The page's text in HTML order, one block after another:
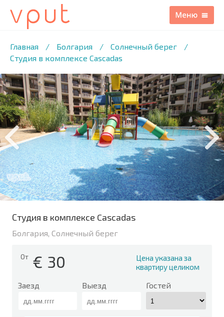
Главная / Болгария / Солнечный берег
/
Студия в комплексе Cascadas
/18 ФОТО
Студия в комплексе Cascadas
Болгария, Солнечный берег
От € 30
Цена указана за
квартиру целиком
Заезд Выезд Гостей